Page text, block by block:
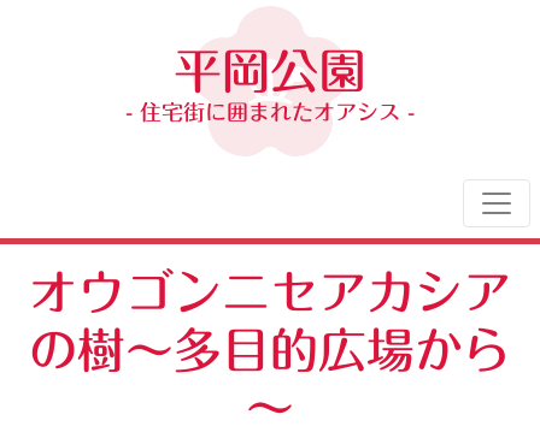
平岡公園
- 住宅街に囲まれたオアシス -
オウゴンニセアカシア
の樹～多目的広場から
～